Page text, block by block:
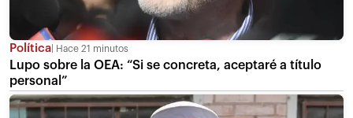
Política Hace 21 minutos
Lupo sobre la OEA: “Si se concreta, aceptaré a título
personal”